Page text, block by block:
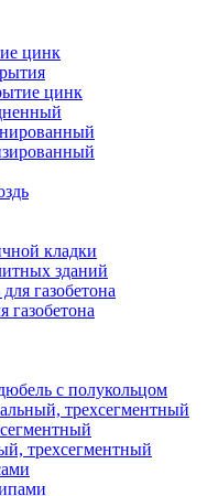
цинк
цинк
кладки
зданий
газобетона
с полукольцом
трехсегментный
трехсегментный